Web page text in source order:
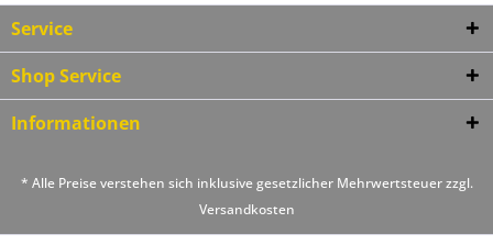
Service
Shop Service
Informationen
* Alle Preise verstehen sich inklusive gesetzlicher Mehrwertsteuer zzgl.
Versandkosten